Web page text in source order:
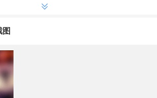
厚的调查问卷，拨打电话到您有兴趣的商家咨询信
每次成功推荐高达5元的奖励
置的后台商城购买85°c甜点、格瓦拉电影通兑
品
订阅锁屏服务，智能精准的锁屏图片推送保证我
图